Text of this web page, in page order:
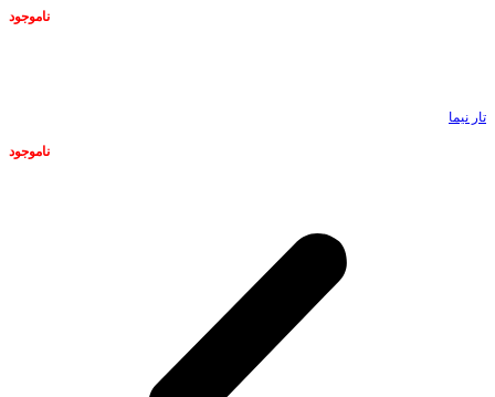
ناموجود
تار نیما
ناموجود